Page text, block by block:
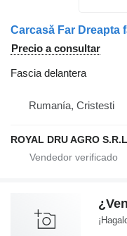
Precio a consultar
Fascia delantera
Rumanía, Cristesti
ROYAL DRU AGRO